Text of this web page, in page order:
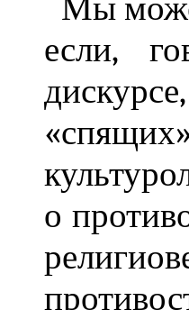
Мы
если,
о